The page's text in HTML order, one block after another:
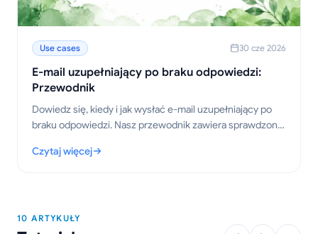
Use cases 30 cze 2026
E-mail uzupełniający po braku odpowiedzi:
Przewodnik
Dowiedz się, kiedy i jak wysłać e-mail uzupełniający po
braku odpowiedzi. Nasz przewodnik zawiera sprawdzone
wskazówki, które pomogą uzyskać odpowiedź.
Czytaj więcej
: E-mail uzupełniający po braku odpowiedzi: Przewodnik
10 ARTYKUŁY